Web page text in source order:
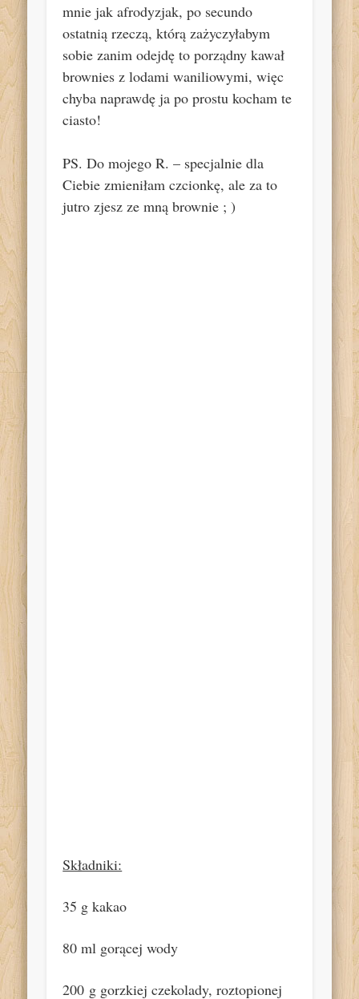
mnie jak afrodyzjak, po secundo
ostatnią rzeczą, którą zażyczyłabym
sobie zanim odejdę to porządny kawał
brownies z lodami waniliowymi, więc
chyba naprawdę ja po prostu kocham te
ciasto!
PS. Do mojego R. – specjalnie dla
Ciebie zmieniłam czcionkę, ale za to
jutro zjesz ze mną brownie ; )
Składniki:
35 g kakao
80 ml gorącej wody
200 g gorzkiej czekolady, roztopionej